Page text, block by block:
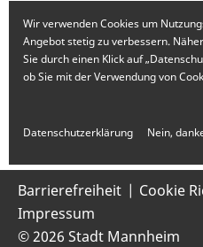
Barrierefreiheit Cookie
Impressum
© 2026 Stadt Mannheim
Wir verwenden Cookies um
Angebot stetig zu verbessern.
Sie durch einen Klick auf
ob Sie mit der Verwendung von
Datenschutzerklärung Nein,